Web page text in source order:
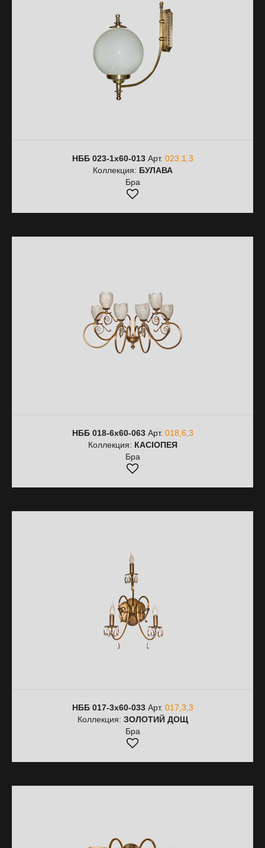
НББ 023-1х60-013Арт. 023,1,3
Коллекция: БУЛАВА
Бра
НББ 018-6х60-063Арт. 018,6,3
Коллекция: КАСІОПЕЯ
Бра
НББ 017-3х60-033Арт. 017,3,3
Коллекция: ЗОЛОТИЙ ДОЩ
Бра